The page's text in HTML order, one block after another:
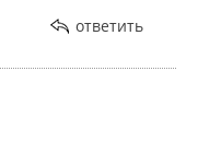
ответить